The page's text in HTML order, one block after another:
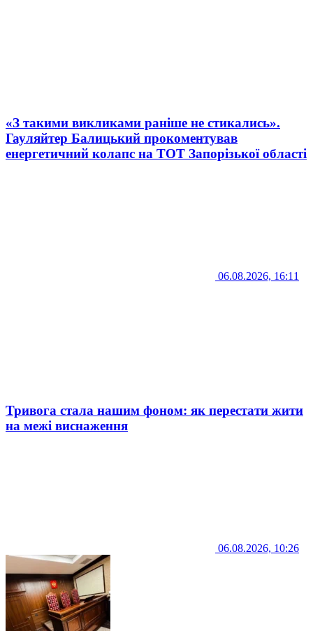
«З такими викликами раніше не стикались».
Гауляйтер Балицький прокоментував
енергетичний колапс на ТОТ Запорізької області
06.08.2026, 16:11
Тривога стала нашим фоном: як перестати жити
на межі виснаження
06.08.2026, 10:26